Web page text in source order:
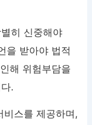
히 신중해야
을 받아야 법적
해 위험부담을
.
스를 제공하며,